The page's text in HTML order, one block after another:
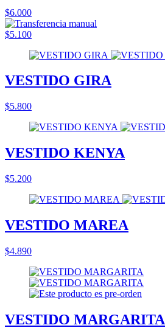
$6.000
$5.100
VESTIDO GIRA
$5.800
VESTIDO KENYA
$5.200
VESTIDO MAREA
$4.890
VESTIDO MARGARITA